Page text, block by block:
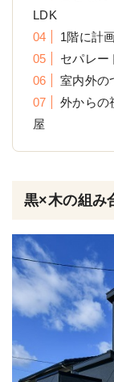
LDK
1階に計
セパレー
室内外の
外からの
屋
黒×木の組み